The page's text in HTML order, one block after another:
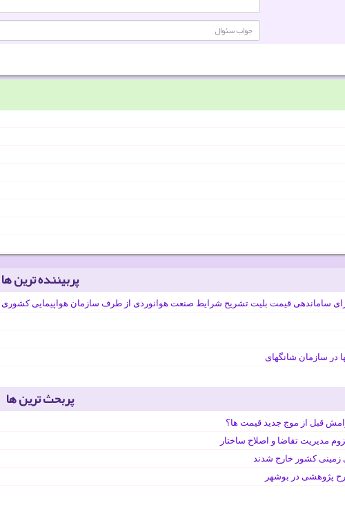
پربیننده ترین ها
ساماندهی قیمت بلیت تشریح شرایط صنعت هوانوردی از طرف سازمان هواپیمایی کشوری
در سازمان شانگهای
پربحث ترین ها
قبل از موج جدید قیمت ها؟
پژوهشی در بوشهر